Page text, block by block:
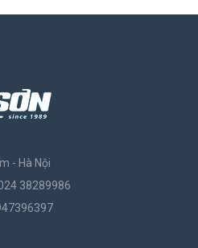
- Hà Nội
38289986